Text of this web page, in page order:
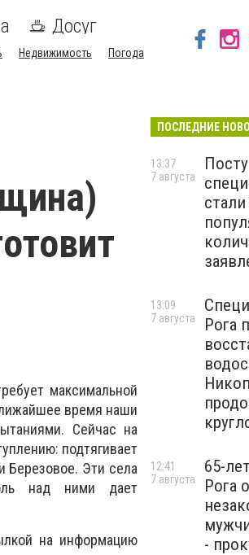
Досуг
Недвижимость Погода
максимальной
время наши
Сейчас на
подтягивает
Березовое. Эти села
над ними дает
на информацию
ПОСЛЕДНИЕ
13:37
7 августа
Рога
13:09
7 августа
65-
Рога
-
12:41
7 августа